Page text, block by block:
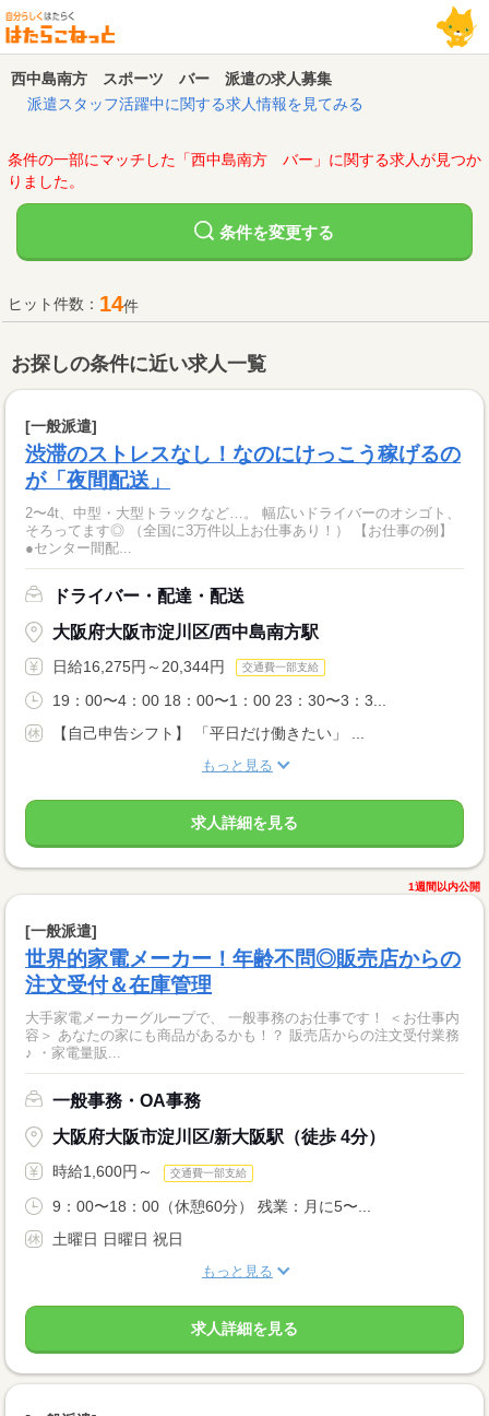
西中島南方 スポーツ バー 派遣の求人募集
派遣スタッフ活躍中に関する求人情報を見てみる
条件の一部にマッチした「西中島南方 バー」に関する求人が見つか
りました。
条件を変更する
ヒット件数： 14件
お探しの条件に近い求人一覧
[一般派遣]
渋滞のストレスなし！なのにけっこう稼げるの
が「夜間配送」
2〜4t、中型・大型トラックなど…。 幅広いドライバーのオシゴト、
そろってます◎ （全国に3万件以上お仕事あり！） 【お仕事の例】
●センター間配...
ドライバー・配達・配送
大阪府大阪市淀川区/西中島南方駅
日給16,275円～20,344円 交通費一部支給
19：00〜4：00 18：00〜1：00 23：30〜3：3...
【自己申告シフト】 「平日だけ働きたい」 ...
もっと見る
求人詳細を見る
1週間以内公開
[一般派遣]
世界的家電メーカー！年齢不問◎販売店からの
注文受付＆在庫管理
大手家電メーカーグループで、 一般事務のお仕事です！ ＜お仕事内
容＞ あなたの家にも商品があるかも！？ 販売店からの注文受付業務
♪ ・家電量販...
一般事務・OA事務
大阪府大阪市淀川区/新大阪駅（徒歩 4分）
時給1,600円～ 交通費一部支給
9：00〜18：00（休憩60分） 残業：月に5〜...
土曜日 日曜日 祝日
もっと見る
求人詳細を見る